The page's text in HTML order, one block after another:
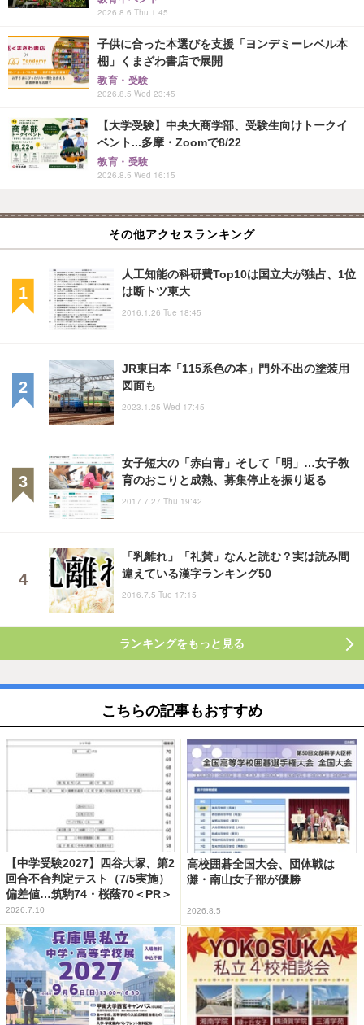
2026.8.6 Thu 1:45
子供に合った本選びを支援「ヨンデミーレベル本
棚」くまざわ書店で展開
教育・受験
2026.8.5 Wed 23:45
【大学受験】中央大商学部、受験生向けトークイ
ベント...多摩・Zoomで8/22
教育・受験
2026.8.5 Wed 16:15
その他アクセスランキング
人工知能の科研費Top10は国立大が独占、1位
は断トツ東大
2016.1.26 Tue 18:45
JR東日本「115系色の本」門外不出の塗装用
図面も
2023.1.25 Wed 17:45
女子短大の「赤白青」そして「明」…女子教
育のおこりと成熟、募集停止を振り返る
2017.7.27 Thu 19:42
「乳離れ」「礼賛」なんと読む？実は読み間
違えている漢字ランキング50
2016.7.5 Tue 17:15
ランキングをもっと見る
こちらの記事もおすすめ
【中学受験2027】四谷大塚、第2
回合不合判定テスト（7/5実施）
偏差値…筑駒74・桜蔭70＜PR＞
2026.7.10
高校囲碁全国大会、団体戦は
灘・南山女子部が優勝
2026.8.5